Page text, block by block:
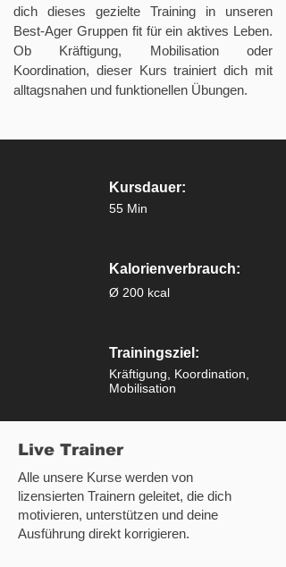
dich dieses gezielte Training in unseren
Best-Ager Gruppen fit für ein aktives Leben.
Ob Kräftigung, Mobilisation oder
Koordination, dieser Kurs trainiert dich mit
alltagsnahen und funktionellen Übungen.
Kursdauer:
55 Min
Kalorienverbrauch:
Ø 200 kcal
Trainingsziel:
Kräftigung, Koordination,
Mobilisation
Live Trainer
Alle unsere Kurse werden von
lizensierten Trainern geleitet, die dich
motivieren, unterstützen und deine
Ausführung direkt korrigieren.